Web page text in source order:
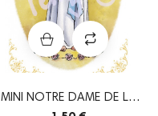
MINI NOTRE DAME DE LA